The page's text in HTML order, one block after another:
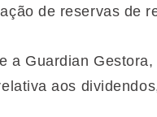
de reservas de
a Guardian
aos